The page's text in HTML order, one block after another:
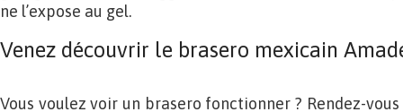
ne l’expose au gel.
Venez découvrir le brasero mexicain
Vous voulez voir un brasero fonctionner ? Rendez-